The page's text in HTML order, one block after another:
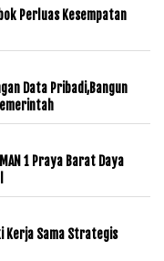
Perluas Kesempatan
Data Pribadi,Bangun
1 Praya Barat Daya
Kerja Sama Strategis